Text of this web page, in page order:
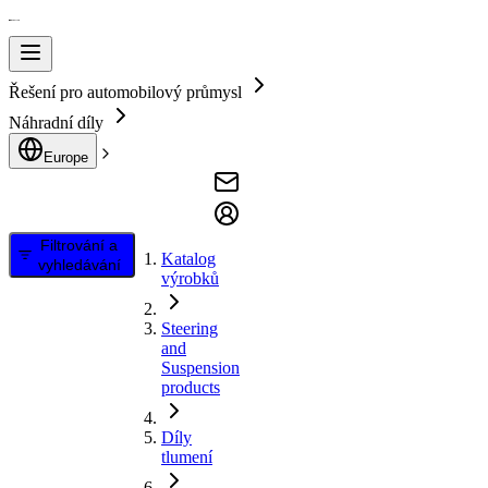
Řešení pro automobilový průmysl
Náhradní díly
Europe
Filtrování a
vyhledávání
Katalog
výrobků
Steering
and
Suspension
products
Díly
tlumení